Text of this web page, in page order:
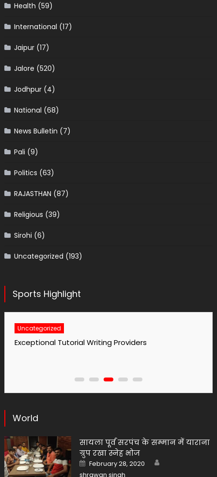
Health (59)
International (17)
Jaipur(17)
Jalore (520)
Jodhpur(4)
National (68)
News Bulletin (7)
Pali (9)
Politics (63)
RAJASTHAN (87)
Religious (39)
Sirohi (6)
Uncategorized (193)
Sports Highlight
Uncategorized
No1 Essay Writing Service Grabmyessay Com
World
सायला पूर्व सरपंच के सम्मान में याराना
ग्रुप रखा स्नेह भोज
Posted
on
February 28, 2020
shrawan singh